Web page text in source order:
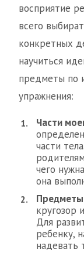
восприятие
всего
конкретных
научиться
предметы по
упражнения:
Части
части
чего
она
кругозор
Для
ребенку,
надевать